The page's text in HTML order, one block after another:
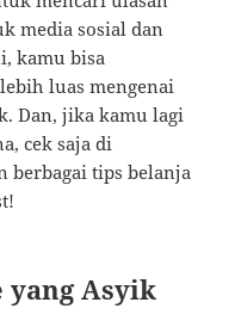
media sosial dan
kamu bisa
luas mengenai
Dan, jika kamu lagi
cek saja di
berbagai tips belanja
yang Asyik